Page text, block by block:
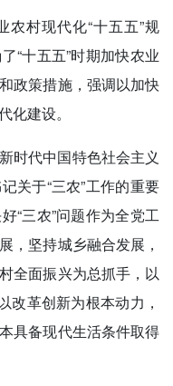
农村现代化“十五五”规
“十五五”时期加快农业
政策措施，强调以加快
化建设。
时代中国特色社会主义
关于“三农”工作的重要
“三农”问题作为全党工
，坚持城乡融合发展，
全面振兴为总抓手，以
改革创新为根本动力，
具备现代生活条件取得